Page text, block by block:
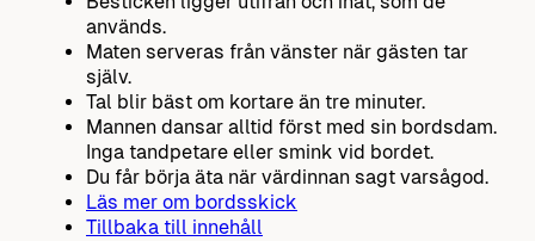
används.
Maten serveras från vänster när gästen tar
själv.
Tal blir bäst om kortare än tre minuter.
Mannen dansar alltid först med sin bordsdam.
Inga tandpetare eller smink vid bordet.
Du får börja äta när värdinnan sagt varsågod.
Läs mer om bordsskick
Tillbaka till innehåll